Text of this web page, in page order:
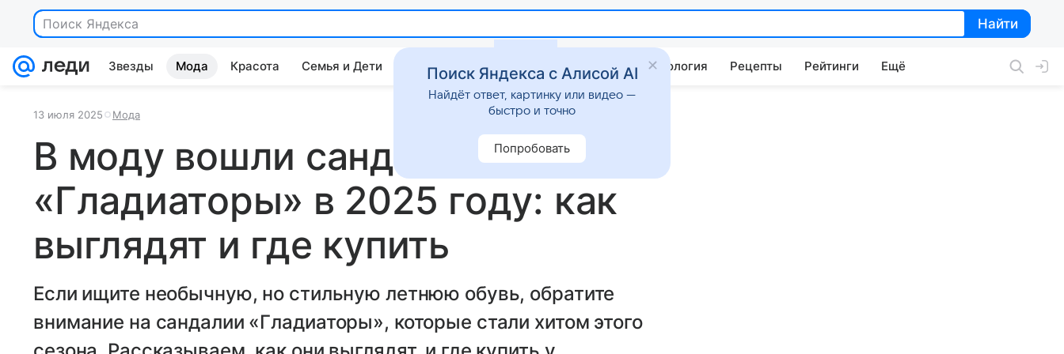
Найти
Найти
Звезды Мода Красота Семья и Дети Дом Гороскопы Стиль жизни Психология Рецепты Рейтинги Ещё
13 июля 2025 Мода
В моду вошли сандалии
«Гладиаторы» в 2025 году: как
выглядят и где купить
Если ищите необычную, но стильную летнюю обувь, обратите
внимание на сандалии «Гладиаторы», которые стали хитом этого
Поиск Яндекса с Алисой AI
Найдёт ответ, картинку или видео —
быстро и точно
Попробовать